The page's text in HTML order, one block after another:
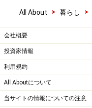
All About > 暮らし >
会社概要
投資家情報
利用規約
All Aboutについて
当サイトの情報についての注意